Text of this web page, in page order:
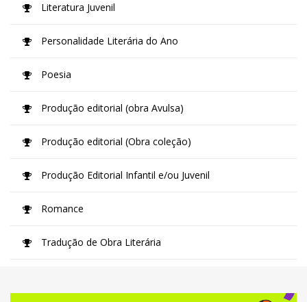
Literatura Juvenil
Personalidade Literária do Ano
Poesia
Produção editorial (obra Avulsa)
Produção editorial (Obra coleção)
Produção Editorial Infantil e/ou Juvenil
Romance
Tradução de Obra Literária